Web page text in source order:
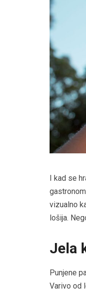
I kad se
vizualno
lošija.
Jela
Punjene
Varivo od